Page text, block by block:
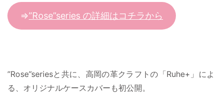
⇒”Rose”series の詳細はコチラから
”Rose”seriesと共に、高岡の革クラフトの「Ruhe+」によ
る、オリジナルケースカバーも初公開。